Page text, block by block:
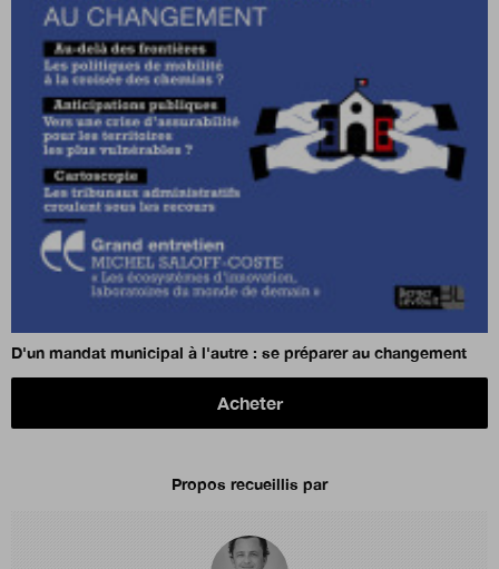
D'un mandat municipal à l'autre : se préparer au changement
Acheter
Propos recueillis par